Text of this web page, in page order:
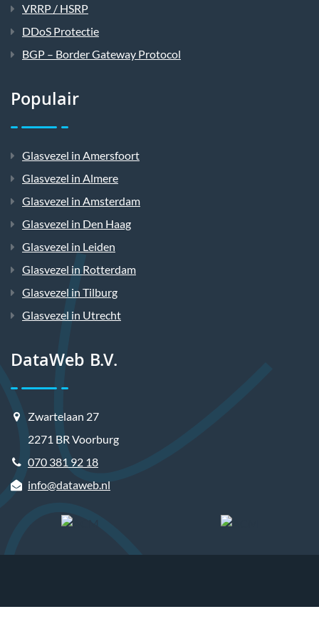
VRRP / HSRP
DDoS Protectie
BGP – Border Gateway Protocol
Populair
Glasvezel in Amersfoort
Glasvezel in Almere
Glasvezel in Amsterdam
Glasvezel in Den Haag
Glasvezel in Leiden
Glasvezel in Rotterdam
Glasvezel in Tilburg
Glasvezel in Utrecht
DataWeb B.V.
Zwartelaan 27
2271 BR Voorburg
070 381 92 18
info@dataweb.nl